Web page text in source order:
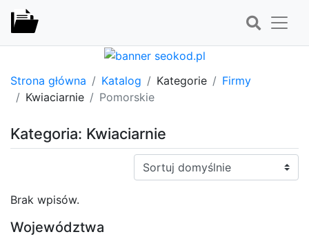
Strona główna Katalog Kategorie
Firmy
Kwiaciarnie
Pomorskie
Kategoria: Kwiaciarnie
Sortuj:
Brak wpisów.
Województwa